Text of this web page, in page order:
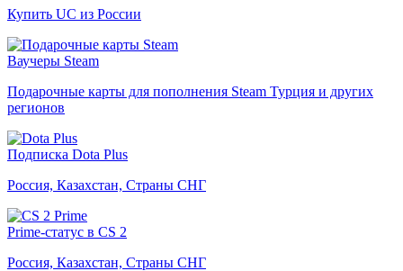
Купить UC из России
Ваучеры Steam
Подарочные карты для пополнения Steam Турция и других
регионов
Подписка Dota Plus
Россия, Казахстан, Страны СНГ
Prime-статус в CS 2
Россия, Казахстан, Страны СНГ